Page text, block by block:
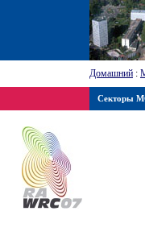
Домашний :
Секторы